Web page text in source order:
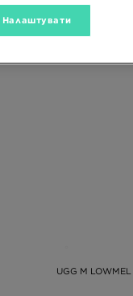
UGG M LOWMEL
Налаштувати